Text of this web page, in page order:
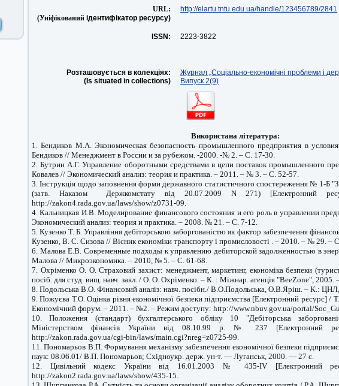
URL:
(Уніфікований ідентифікатор ресурсу)
http://elartu.tntu.edu.ua/handle/123456789/2841
ISSN: 2223-3822
Розташовується в колекціях:
(Is situated in collections)
Журнал „Соціально-економічні проблеми і
Випуск 2(9)
Використана література:
1. Бендиков М.А. Экономическая безопасность промышленного предприятия в
Бендиков // Менеджмент в России и за рубежом. -2000. -№ 2. – С. 17-30.
2. Бутрин А.Г. Управление оборотными средствами в цепи поставок промышленного
Ковалев // Экономический анализ: теория и практика. – 2011. – № 3. – С. 52-57.
3. Інструкція щодо заповнення форми державного статистичного спостереження № 1-Б
(затв. Наказом Держкомстату від 20.07.2009 N 271) [Електронний
http://zakon4.rada.gov.ua/laws/show/z0731-09.
4. Кальницкая И.В. Моделирование финансового состояния и его роль в управлении
Экономический анализ: теория и практика. – 2008. № 21. – С. 7-12.
5. Кузенко Т. Б. Управління дебіторською заборгованістю як фактор забезпечення
Кузенко, В. С. Сизова // Вісник економіки транспорту і промисловості . – 2010. – № 29. –
6. Малова Е.В. Современные подходы к управлению дебиторской задолженностью в
Малова // Микроэкономика. – 2010, № 5. – С. 61-68.
7. Охріменко О. О. Страховий захист: менеджмент, маркетинг, економіка безпеки
посіб. для студ. вищ. навч. закл. / О. О. Охріменко. – К. : Міжнар. агенція "BeeZone", 2005.
8. Подольська В.О. Фінансовий аналіз: навч. посібн./ В.О.Подольська, О.В.Яріш. – К.:
9. Пожуєва Т.О. Оцінка рівня економічної безпеки підприємства [Електронний ресурс]
Економічний форум. – 2011. – №2. – Режим доступу: http://www.nbuv.gov.ua/portal/
10. Положення (стандарт) бухгалтерського обліку 10 "Дебіторська
Міністерством фінансів України від 08.10.99 р. № 237 [Електронний
http://zakon.rada.gov.ua/cgi-bin/laws/main.cgi?nreg=z0725-99.
11. Пономарьов В.П. Формування механізму забезпечення економічної безпеки
наук: 08.06.01/ В.П. Пономарьов; Східноукр. держ. ун-т. — Луганськ, 2000. — 27 с.
12. Цивільний кодекс України від 16.01.2003 № 435-IV [Електронний
http://zakon2.rada.gov.ua/laws/show/435-15.